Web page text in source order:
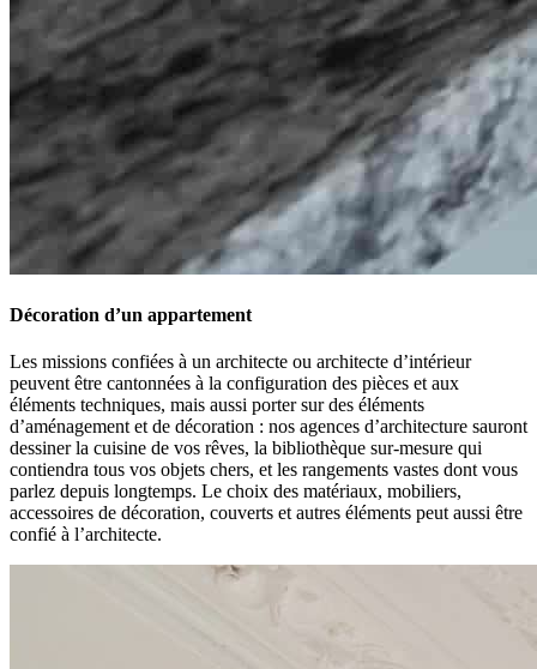
Décoration d’un appartement
Les missions confiées à un architecte ou architecte d’intérieur
peuvent être cantonnées à la configuration des pièces et aux
éléments techniques, mais aussi porter sur des éléments
d’aménagement et de décoration : nos agences d’architecture sauront
dessiner la cuisine de vos rêves, la bibliothèque sur-mesure qui
contiendra tous vos objets chers, et les rangements vastes dont vous
parlez depuis longtemps. Le choix des matériaux, mobiliers,
accessoires de décoration, couverts et autres éléments peut aussi être
confié à l’architecte.